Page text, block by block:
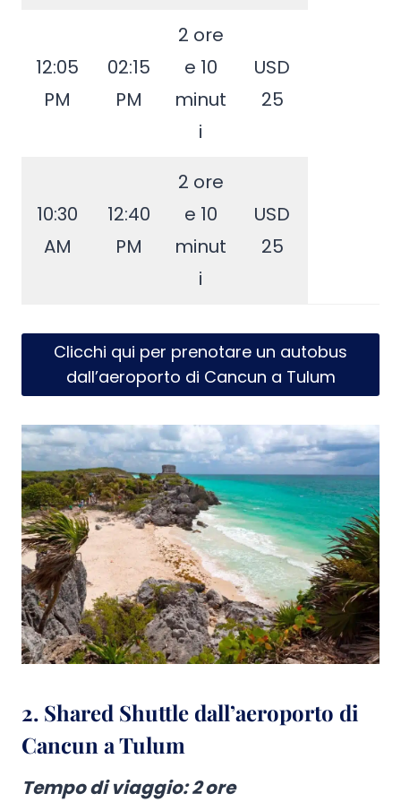
12:05
PM
02:15
PM
2 ore
e 10
minut
i
USD
25
10:30
AM
12:40
PM
2 ore
e 10
minut
i
USD
25
Clicchi qui per prenotare un autobus
dall’aeroporto di Cancun a Tulum
2. Shared Shuttle dall’aeroporto di
Cancun a Tulum
Tempo di viaggio: 2 ore